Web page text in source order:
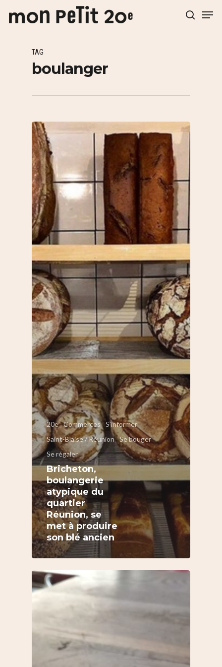
Hit enter to search or ESC to close
TAG
boulanger
20e Commerces S'informer
Saint-Blaise / Réunion Se bouger
Se régaler
Bricheton,
boulangerie
atypique du
quartier
Réunion, se
met à produire
son blé ancien
Au quotidien
Histoire
Immobilier
Se régaler
Restos
Street food
Agenda
Par quartier